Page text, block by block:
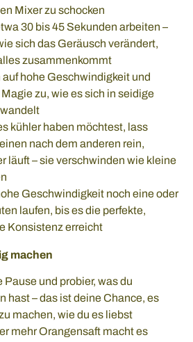
Mixer zu schocken
30 bis 45 Sekunden arbeiten –
sich das Geräusch verändert,
zusammenkommt
hohe Geschwindigkeit und
zu, wie es sich in seidige
kühler haben möchtest, lass
nach dem anderen rein,
läuft – sie verschwinden wie kleine
Geschwindigkeit noch eine oder
laufen, bis es die perfekte,
Konsistenz erreicht
machen
Pause und probier, was du
hast – das ist deine Chance, es
machen, wie du es liebst
mehr Orangensaft macht es